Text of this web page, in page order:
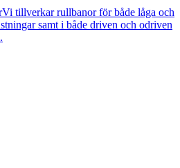
Vi tillverkar rullbanor för både låga och
samt i både driven och odriven